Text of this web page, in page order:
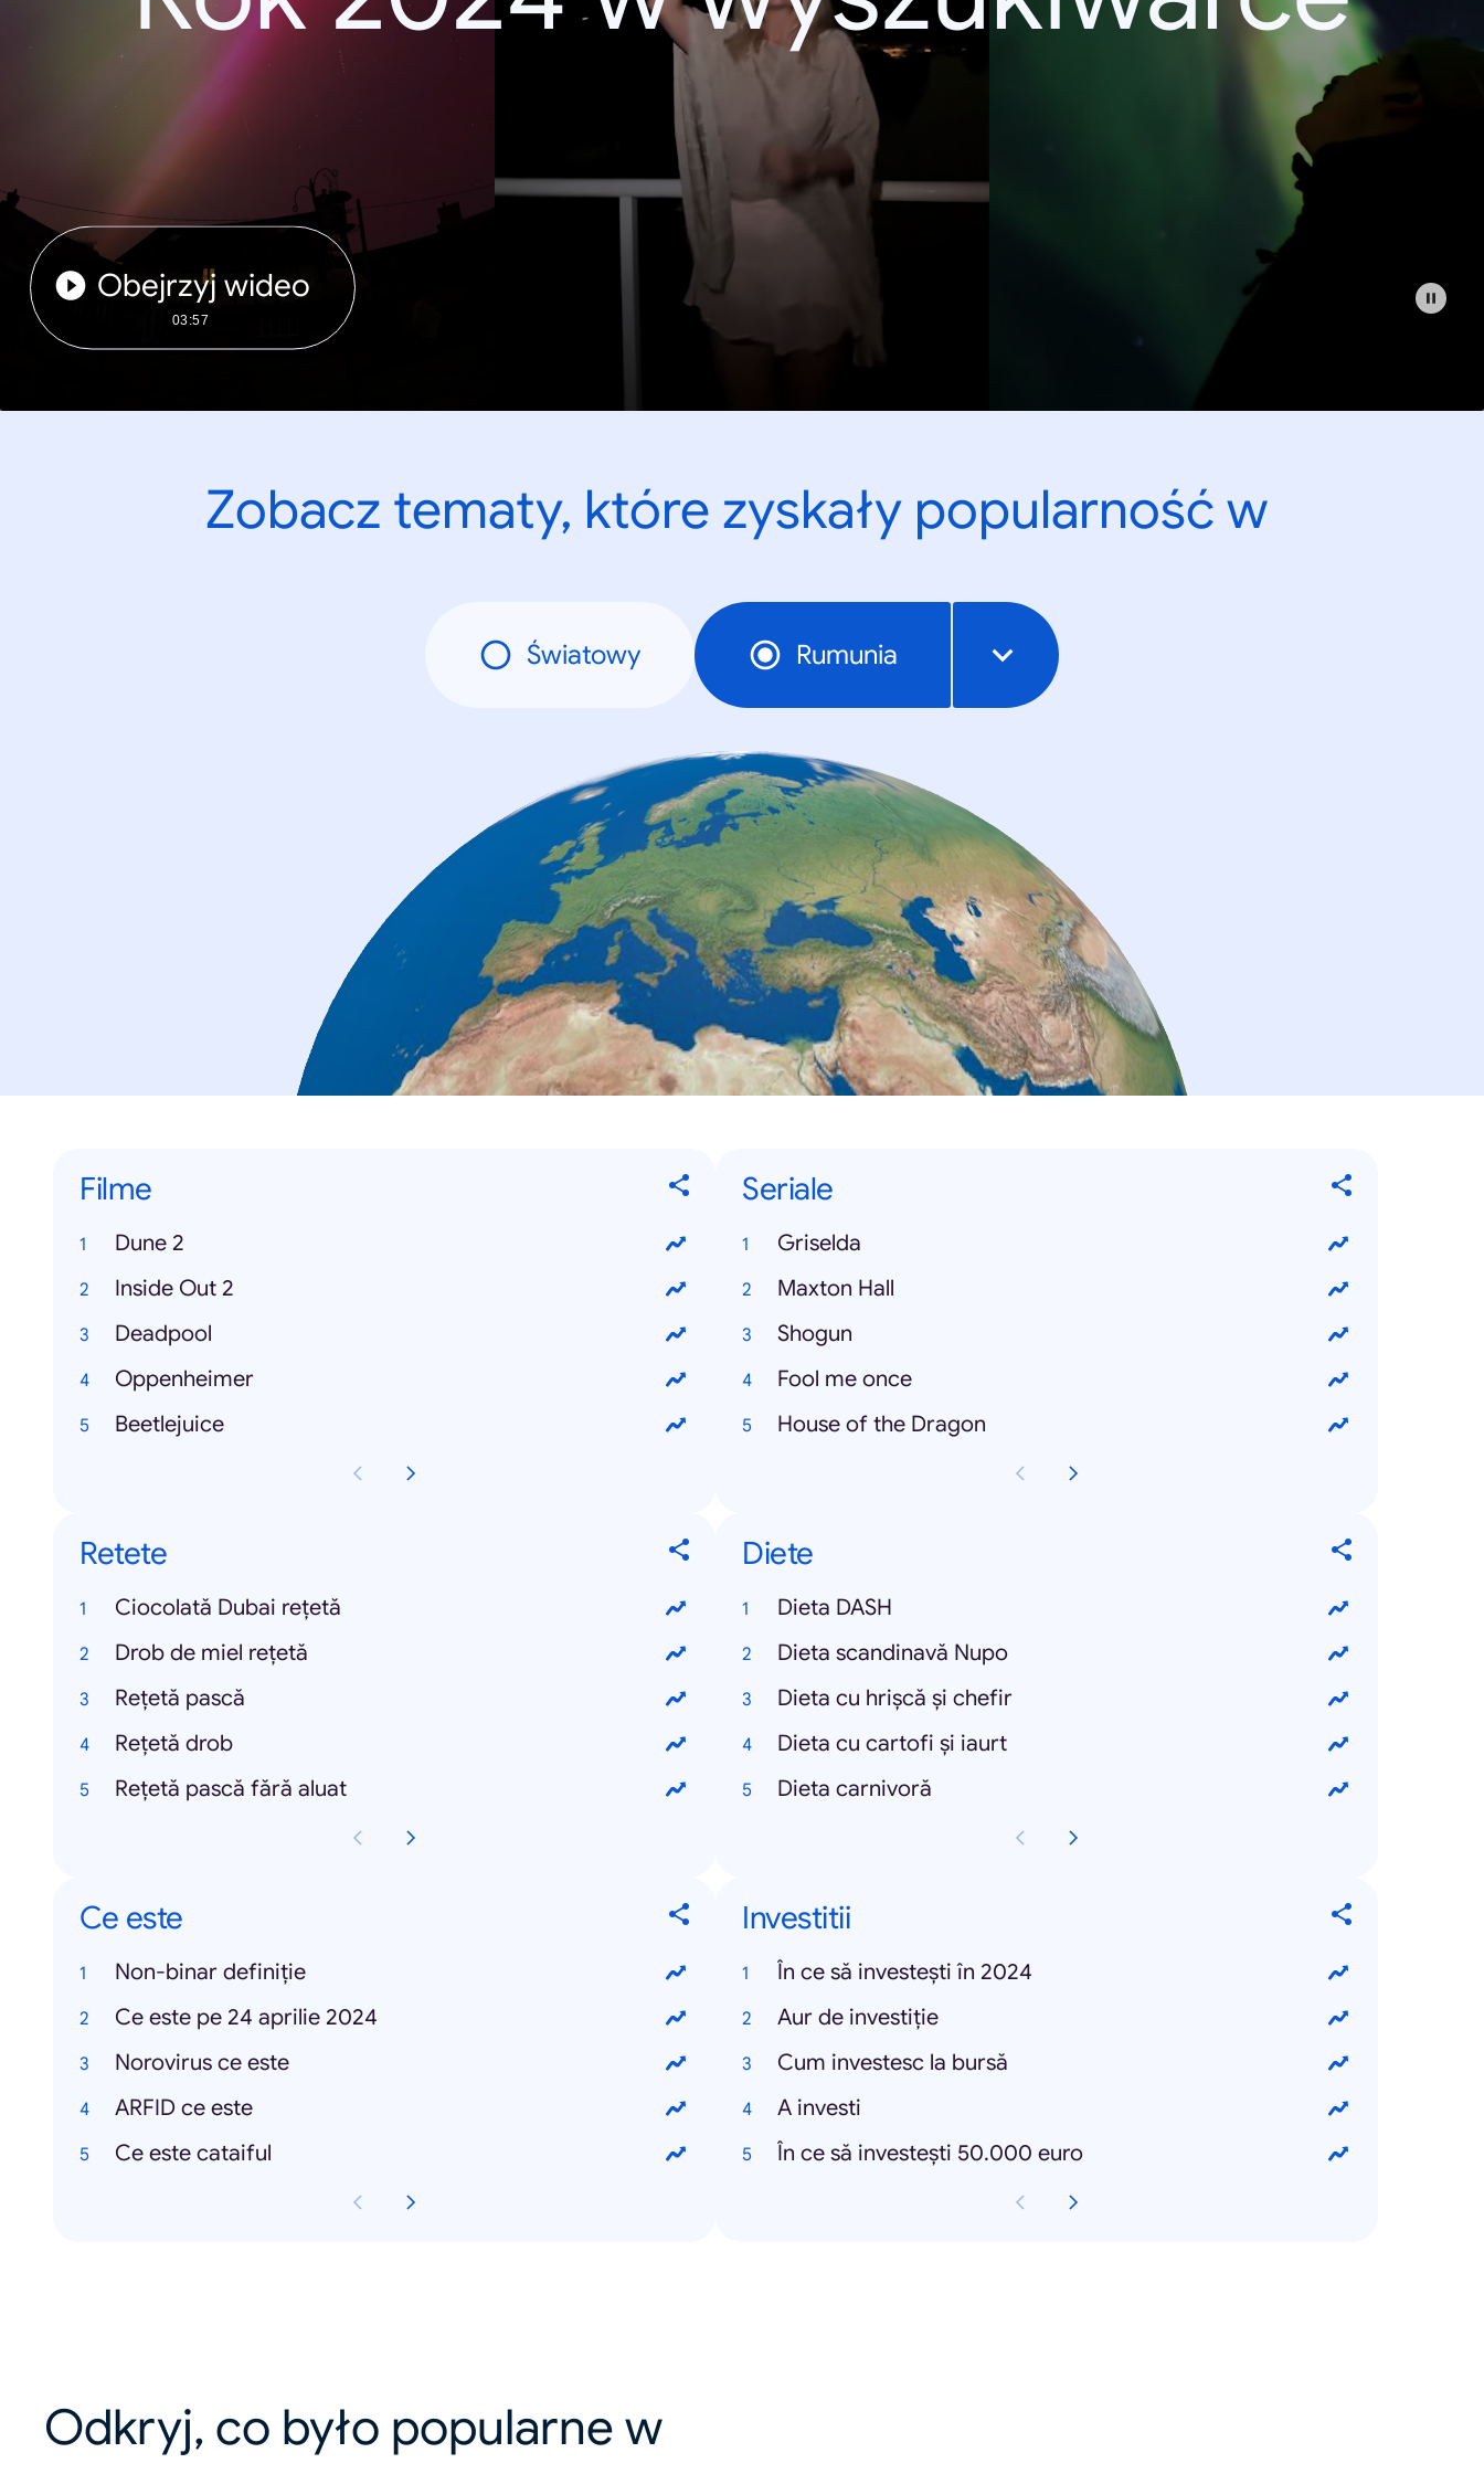
Obejrzyj wideo
03:57
Zobacz tematy, które zyskały popularność w
Światowy Rumunia
Filme
Dune 2
Inside Out 2
Deadpool
Oppenheimer
Beetlejuice
Seriale
Griselda
Maxton Hall
Shogun
Fool me once
House of the Dragon
Retete
Ciocolată Dubai rețetă
Drob de miel rețetă
Rețetă pască
Rețetă drob
Rețetă pască fără aluat
Diete
Dieta DASH
Dieta scandinavă Nupo
Dieta cu hrișcă și chefir
Dieta cu cartofi și iaurt
Dieta carnivoră
Ce este
Non-binar definiție
Ce este pe 24 aprilie 2024
Norovirus ce este
ARFID ce este
Ce este cataiful
Investitii
În ce să investești în 2024
Aur de investiție
Cum investesc la bursă
A investi
În ce să investești 50.000 euro
Odkryj, co było popularne w